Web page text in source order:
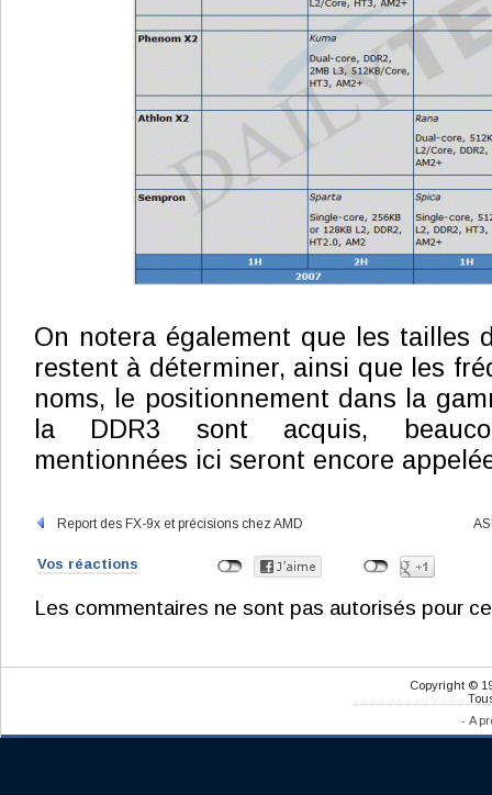
On notera également que les tailles
restent à déterminer, ainsi que les
noms, le positionnement dans la
la DDR3 sont acquis,
mentionnées ici seront encore
Report des FX-9x et précisions chez AMD
Vos réactions
Les commentaires ne sont pas autorisés pour
Copyright ©
- A